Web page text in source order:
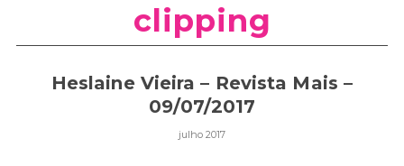
clipping
Heslaine Vieira – Revista Mais –
09/07/2017
julho 2017